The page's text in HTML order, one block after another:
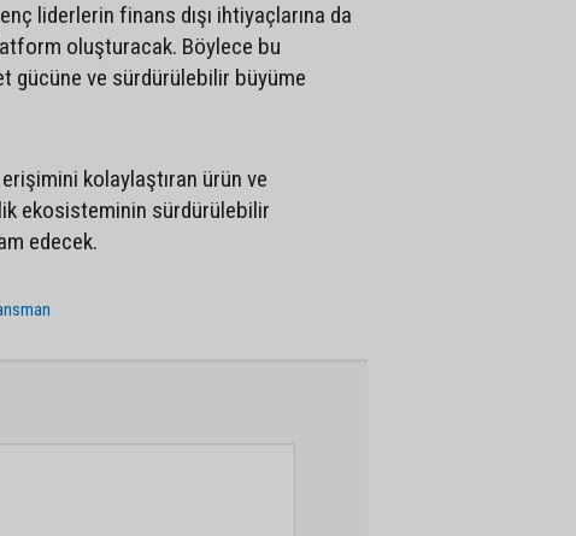
liderlerin finans dışı ihtiyaçlarına da
oluşturacak. Böylece bu
gücüne ve sürdürülebilir büyüme
kolaylaştıran ürün ve
ekosisteminin sürdürülebilir
edecek.